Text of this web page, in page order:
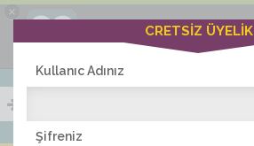
×
Ciddiask Uygulaması
+1 Hafta Gold Üyelik Kazan
Bedava - com.ciddi.ask
CRETSİZ ÜYELİK
Kullanıc Adınız
Şifreniz